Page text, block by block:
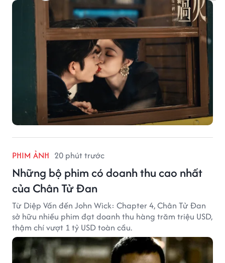
PHIM ẢNH 20 phút trước
Những bộ phim có doanh thu cao nhất
của Chân Tử Đan
Từ Diệp Vấn đến John Wick: Chapter 4, Chân Tử Đan
sở hữu nhiều phim đạt doanh thu hàng trăm triệu USD,
thậm chí vượt 1 tỷ USD toàn cầu.